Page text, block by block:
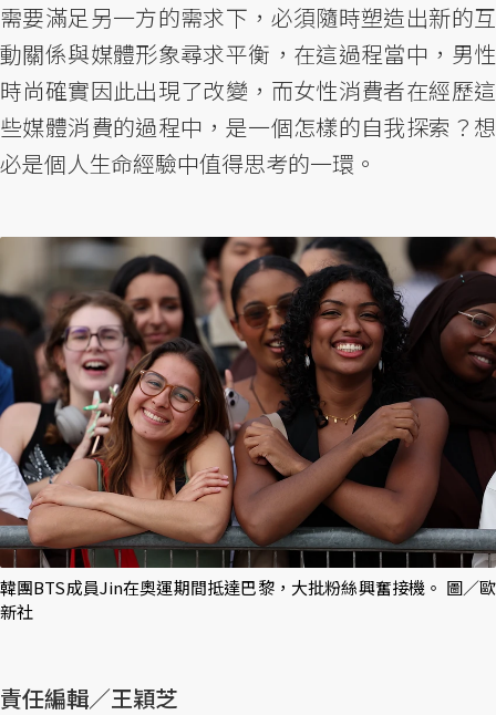
需要滿足另一方的需求下，必須隨時塑造出新的互
動關係與媒體形象尋求平衡，在這過程當中，男性
時尚確實因此出現了改變，而女性消費者在經歷這
些媒體消費的過程中，是一個怎樣的自我探索？想
必是個人生命經驗中值得思考的一環。
韓團BTS成員Jin在奧運期間抵達巴黎，大批粉絲興奮接機。 圖／歐
新社
責任編輯／王穎芝